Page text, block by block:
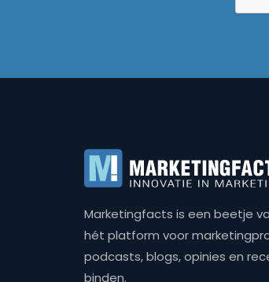
Marketingfacts is een beetje
hét platform voor
podcasts, blogs, opinies en
binden.